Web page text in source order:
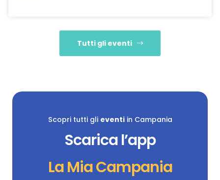
Tutti gli eventi
Scopri tutti gli eventiin Campania
Scarica l’app
La Mia Campania